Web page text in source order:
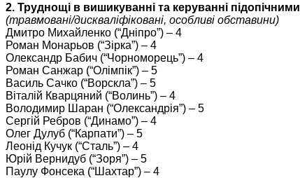
2. Труднощі в вишикуванні та керуванні підопічними
(травмовані/дискваліфіковані, особливі обставини)
Дмитро Михайленко (“Дніпро”) – 4
Роман Монарьов (“Зірка”) – 4
Олександр Бабич (“Чорноморець”) – 4
Роман Санжар (“Олімпік”) – 5
Василь Сачко (“Ворскла”) – 5
Віталій Кварцяний (“Волинь”) – 4
Володимир Шаран (“Олександрія”) – 5
Сергій Ребров (“Динамо”) – 4
Олег Дулуб (“Карпати”) – 5
Леонід Кучук (“Сталь”) – 4
Юрій Вернидуб (“Зоря”) – 5
Паулу Фонсека (“Шахтар”) – 4